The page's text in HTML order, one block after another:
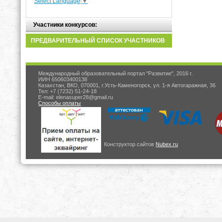
Участники конкурсов:
ПРЕДВАРИТЕЛЬНЫЙ СПИСОК УЧАСТНИКОВ
Международный образовательный портал "Развитие", 2016 г.
ИИН 650603400138
Казахстан, ВКО, 070001, г.Усть-Каменогорск, ул. 1-я Автогаражная, 36
Тел: +7 (7232) 51-24-18
E-mail: elenasuper28@gmail.ru
Способы оплаты
Конструктор сайтов Nubex.ru